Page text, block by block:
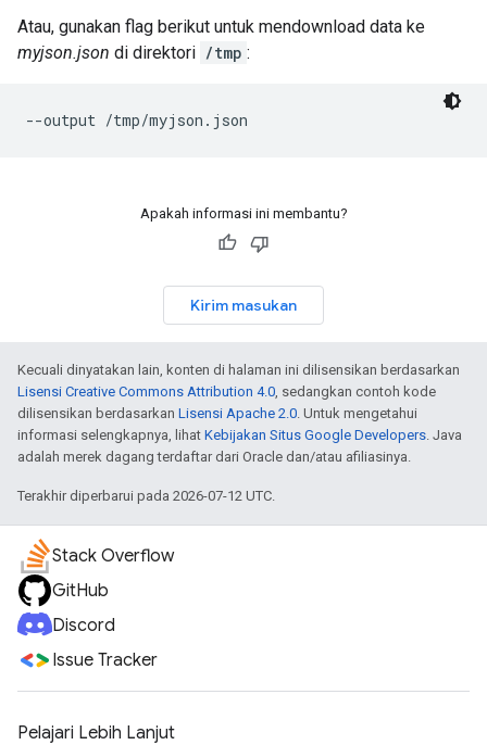
Atau, gunakan flag berikut untuk mendownload data ke
myjson.json di direktori /tmp :
--output /tmp/myjson.json
Apakah informasi ini membantu?
Kirim masukan
Kecuali dinyatakan lain, konten di halaman ini dilisensikan berdasarkan
Lisensi Creative Commons Attribution 4.0, sedangkan contoh kode
dilisensikan berdasarkan Lisensi Apache 2.0. Untuk mengetahui
informasi selengkapnya, lihat Kebijakan Situs Google Developers. Java
adalah merek dagang terdaftar dari Oracle dan/atau afiliasinya.
Terakhir diperbarui pada 2026-07-12 UTC.
Stack Overflow
GitHub
Discord
Issue Tracker
Pelajari Lebih Lanjut